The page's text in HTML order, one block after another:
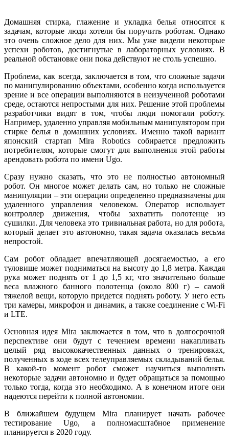
Домашняя стирка, глажение и укладка белья относятся к
задачам, которые люди хотели бы поручить роботам. Однако
это очень сложное дело для них. Мы уже видели некоторые
успехи роботов, достигнутые в лабораторных условиях. В
реальной обстановке они пока действуют не столь успешно.
Проблема, как всегда, заключается в том, что сложные задачи
по манипулированию объектами, особенно когда используется
зрение и все операции выполняются в неизученной роботами
среде, остаются непростыми для них. Решение этой проблемы
разработчики видят в том, чтобы люди помогали роботу.
Например, удаленно управляя мобильным манипулятором при
стирке белья в домашних условиях. Именно такой вариант
японский стартап Mira Robotics собирается предложить
потребителям, которые смогут для выполнения этой работы
арендовать робота по имени Ugo.
Сразу нужно сказать, что это не полностью автономный
робот. Он многое может делать сам, но только не сложные
манипуляции – эти операции определенно предназначены для
удаленного управления человеком. Оператор использует
контроллер движения, чтобы захватить полотенце из
сушилки. Для человека это тривиальная работа, но для робота,
который делает это автономно, такая задача оказалась весьма
непростой.
Сам робот обладает впечатляющей досягаемостью, а его
туловище может подниматься на высоту до 1,8 метра. Каждая
рука может поднять от 1 до 1,5 кг, что значительно больше
веса влажного банного полотенца (около 800 г) – самой
тяжелой вещи, которую придется поднять роботу. У него есть
три камеры, микрофон и динамик, а также соединение с Wi-Fi
и LTE.
Основная идея Mira заключается в том, что в долгосрочной
перспективе они будут с течением времени накапливать
целый ряд высококачественных данных о тренировках,
полученных в ходе всех телеуправляемых складываний белья.
В какой-то момент робот сможет научиться выполнять
некоторые задачи автономно и будет обращаться за помощью
только тогда, когда это необходимо. А в конечном итоге они
надеются перейти к полной автономии.
В ближайшем будущем Mira планирует начать рабочее
тестирование Ugo, а полномасштабное применение
планируется в 2020 году.